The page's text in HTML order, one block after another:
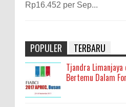
Rp16.452 per Sep...
POPULER TERBARU
Tjandra Limanjaya
Bertemu Dalam